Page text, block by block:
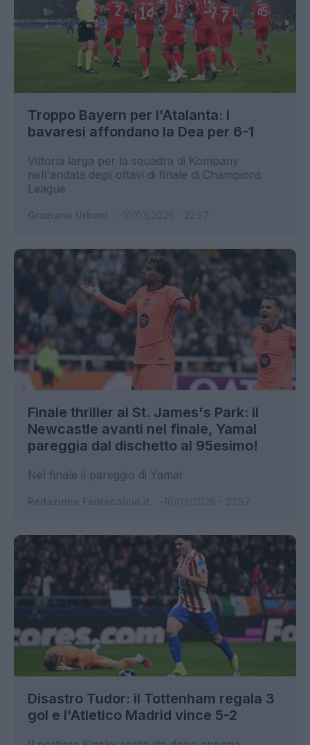
Troppo Bayern per l'Atalanta: i
bavaresi affondano la Dea per 6-1
Vittoria larga per la squadra di Kompany
nell'andata degli ottavi di finale di Champions
League
Finale thriller al St. James's Park: il
Newcastle avanti nel finale, Yamal
pareggia dal dischetto al 95esimo!
Nel finale il pareggio di Yamal
Disastro Tudor: il Tottenham regala 3
gol e l'Atletico Madrid vince 5-2